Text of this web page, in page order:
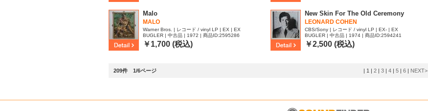
Malo
MALO
Warner Bros. | レコード / vinyl LP | EX | EX
BUGLER | 中古品 | 1972 | 商品ID:2595286
￥1,700 (税込)
New Skin For The Old Ceremony
LEONARD COHEN
CBS/Sony | レコード / vinyl LP | EX- | EX
BUGLER | 中古品 | 1974 | 商品ID:2594241
￥2,500 (税込)
209件 1/6ページ | 1 | 2 | 3 | 4 | 5 | 6 | NEXT>